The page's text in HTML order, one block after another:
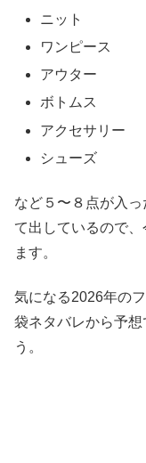
ニット
ワンピース
アウター
ボトムス
アクセサリー
シューズ
など５〜８点が入
て出しているので
ます。
気になる2026年の
袋ネタバレから予
う。